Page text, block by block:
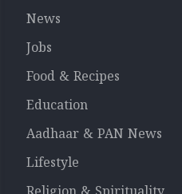
News
Jobs
Food & Recipes
Education
Aadhaar & PAN News
Lifestyle